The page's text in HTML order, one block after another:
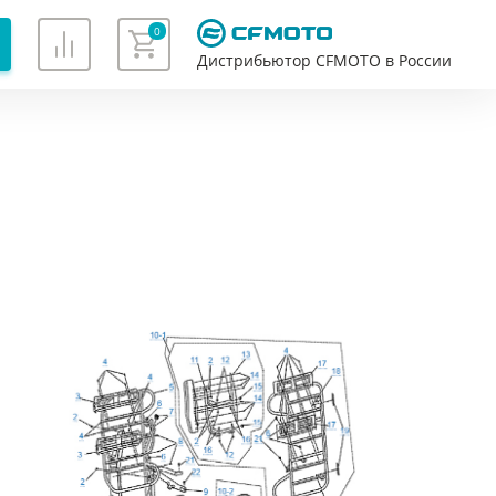
0
Дистрибьютор CFMOTO в России